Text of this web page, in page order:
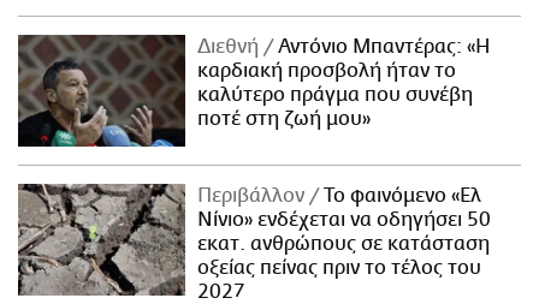
Διεθνή
Αντόνιο Μπαντέρας: «Η
καρδιακή προσβολή ήταν το
καλύτερο πράγμα που συνέβη
ποτέ στη ζωή μου»
Περιβάλλον
Το φαινόμενο «Ελ
Νίνιο» ενδέχεται να οδηγήσει 50
εκατ. ανθρώπους σε κατάσταση
οξείας πείνας πριν το τέλος του
2027